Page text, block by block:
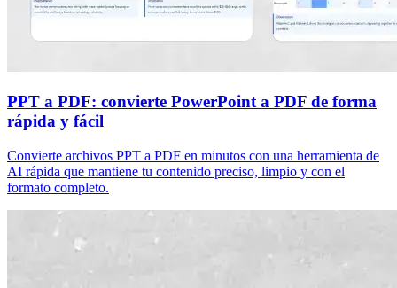
PPT a PDF: convierte PowerPoint a PDF de forma
rápida y fácil
Convierte archivos PPT a PDF en minutos con una herramienta de
AI rápida que mantiene tu contenido preciso, limpio y con el
formato completo.